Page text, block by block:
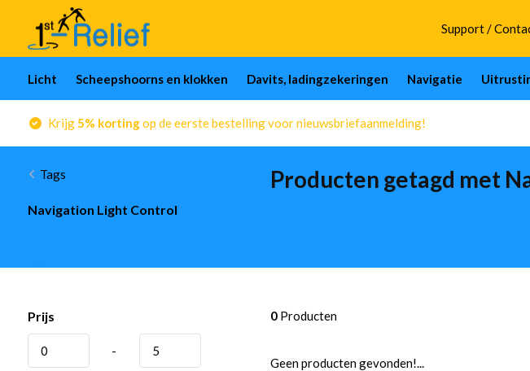
Support /
Licht Scheepshoorns en klokken Davits, ladingzekeringen Navigatie
Krijg5% kortingop de eerste bestelling voor nieuwsbriefaanmelding!
Tags
Navigation Light Control
Producten getagd met
Prijs
-
0Producten
Geen producten gevonden!...